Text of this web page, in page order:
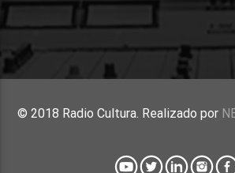
© 2018 Radio Cultura. Realizado por